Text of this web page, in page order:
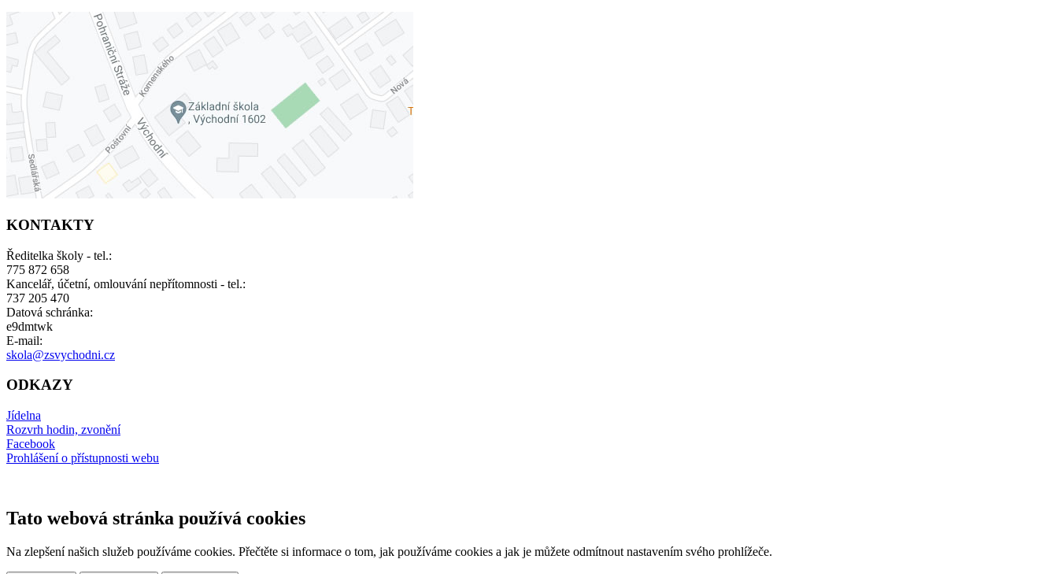
KONTAKTY
Ředitelka školy - tel.:
775 872 658
Kancelář, účetní, omlouvání nepřítomnosti - tel.:
737 205 470
Datová schránka:
e9dmtwk
E-mail:
skola@zsvychodni.cz
ODKAZY
Jídelna
Rozvrh hodin, zvonění
Facebook
Prohlášení o přístupnosti webu
Tato webová stránka používá cookies
Na zlepšení našich služeb používáme cookies. Přečtěte si informace o tom, jak používáme cookies a jak je můžete odmítnout nastavením svého prohlížeče.